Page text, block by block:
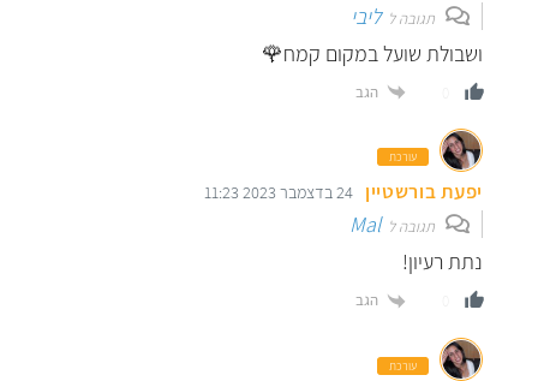
תגובה לליבי
ושבולת שועל במקום קמח🌹
הגב
עורכת
יפעת בורשטיין 24 בדצמבר 2023 11:23
תגובה לMal
נתת רעיון!
הגב
עורכת